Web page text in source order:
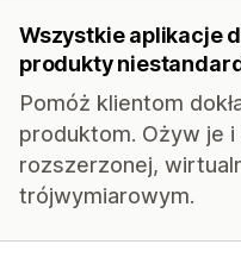
Wszystkie aplikacje
produkty
Pomóż klientom
produktom. Ożyw je
rozszerzonej,
trójwymiarowym.